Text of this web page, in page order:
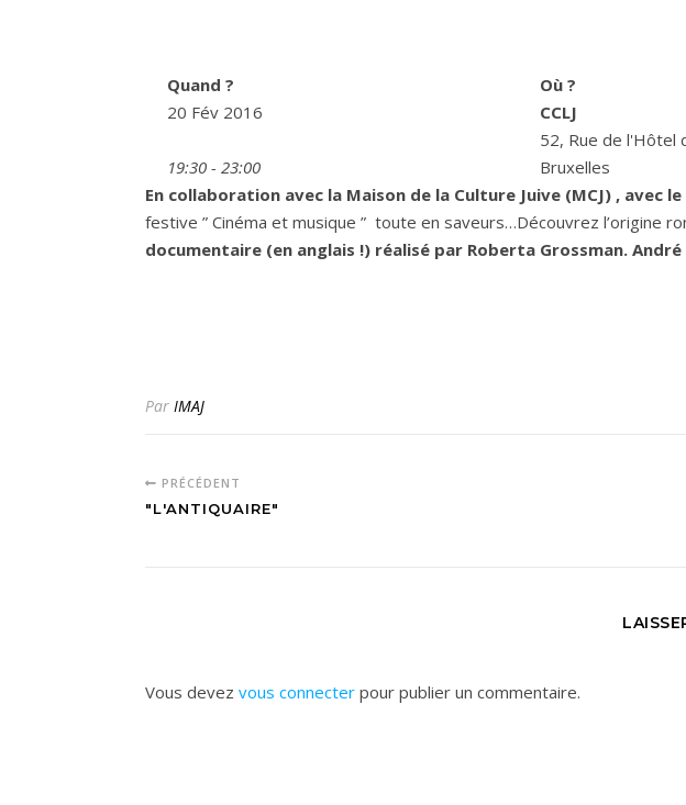
Quand ?
20 Fév 2016
19:30 - 23:00
Où ?
CCLJ
52, Rue de l'Hôtel
Bruxelles
En collaboration avec la Maison de la Culture Juive (MCJ) , avec
festive ” Cinéma et musique ” toute en saveurs…Découvrez l’origine
documentaire (en anglais !) réalisé par Roberta Grossman. André
Par IMAJ
PRÉCÉDENT
"L'ANTIQUAIRE"
Vous devez vous connecter pour publier un commentaire.